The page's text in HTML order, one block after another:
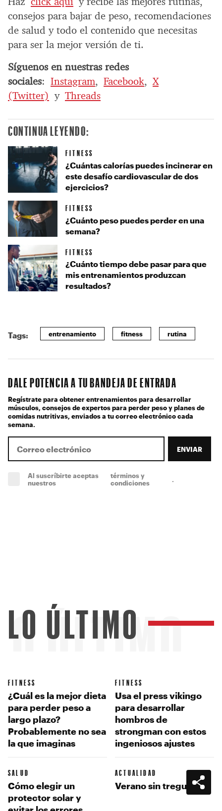
consejos para bajar de peso, recomendaciones
de salud y todo el contenido que necesitas
para ser la mejor versión de ti.
Síguenos en nuestras redes
sociales: Instagram, Facebook,X
(Twitter) y Threads
CONTINUA LEYENDO:
FITNESS
¿Cuántas calorías puedes incinerar en
este desafío cardiovascular de dos
ejercicios?
FITNESS
¿Cuánto peso puedes perder en una
semana?
FITNESS
¿Cuánto tiempo debe pasar para que
mis entrenamientos produzcan
resultados?
Tags: entrenamiento fitness rutina
DALE POTENCIA A TU BANDEJA DE ENTRADA
Regístrate para obtener entrenamientos para desarrollar
músculos, consejos de expertos para perder peso y planes de
comidas nutritivas, enviados a tu correo electrónico cada
semana.
ENVIAR
Al suscríbirte aceptas
nuestros
términos y
condiciones
ÚLTIMO
LO ÚLTIMO
FITNESS
¿Cuál es la mejor dieta
para perder peso a
largo plazo?
Probablemente no sea
la que imaginas
FITNESS
Usa el press vikingo
para desarrollar
hombros de
strongman con estos
ingeniosos ajustes
SALUD
Cómo elegir un
protector solar y
ACTUALIDAD
Verano sin tregua